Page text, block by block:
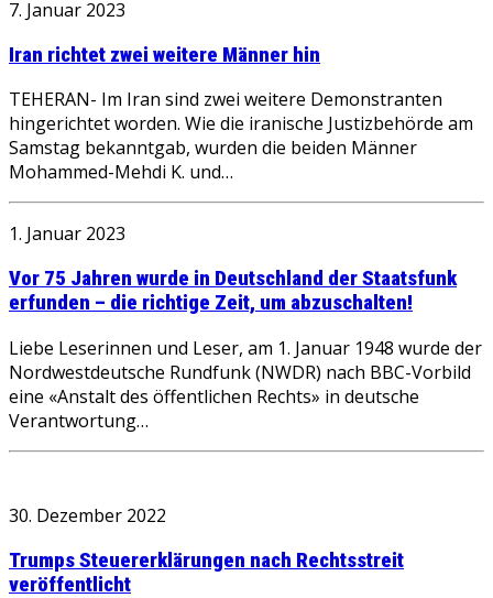
7. Januar 2023
Iran richtet zwei weitere Männer hin
TEHERAN- Im Iran sind zwei weitere Demonstranten
hingerichtet worden. Wie die iranische Justizbehörde am
Samstag bekanntgab, wurden die beiden Männer
Mohammed-Mehdi K. und…
1. Januar 2023
Vor 75 Jahren wurde in Deutschland der Staatsfunk
erfunden – die richtige Zeit, um abzuschalten!
Liebe Leserinnen und Leser, am 1. Januar 1948 wurde der
Nordwestdeutsche Rundfunk (NWDR) nach BBC-Vorbild
eine «Anstalt des öffentlichen Rechts» in deutsche
Verantwortung…
30. Dezember 2022
Trumps Steuererklärungen nach Rechtsstreit
veröffentlicht